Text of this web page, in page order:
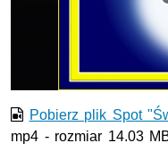
Pobierz plik Spot
mp4 - rozmiar 14.03